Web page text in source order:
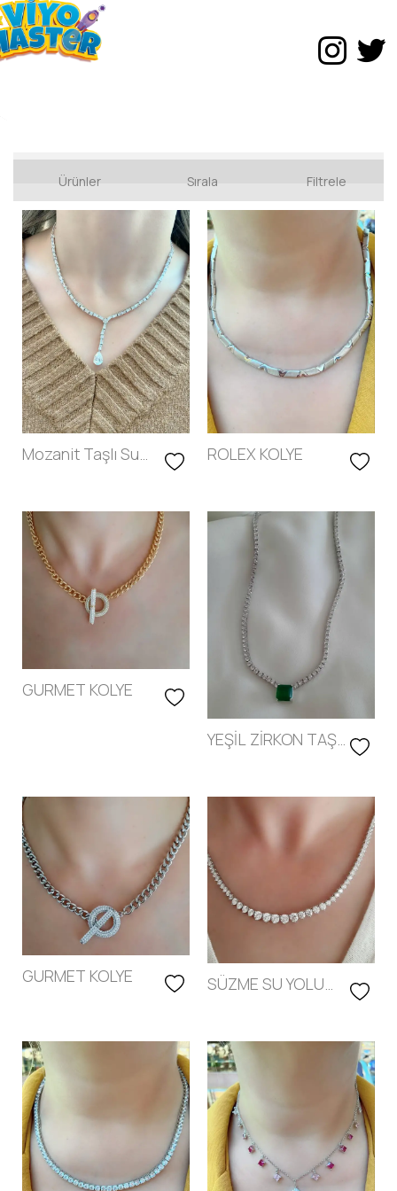
Ürünler Sırala Filtrele
DOĞAL TAŞ KOLYELER
ÇITIR BİLEKLİKLER
SU YOLU BİLEKLİKLER
SU YOLU KOLYELER
ÇITIR KOLYELER
ESMA’ÜL HÜSNA KOLYELER
Bilgisayarlar
Notebook
Telefon
Yazıcı
Ekran
Klavye Seti
Fiyat Aralığı
Arama Yap
Mozanit Taşlı Su
ROLEX KOLYE
GURMET KOLYE
YEŞİL ZİRKON TAŞLI
GURMET KOLYE
SÜZME SU YOLU